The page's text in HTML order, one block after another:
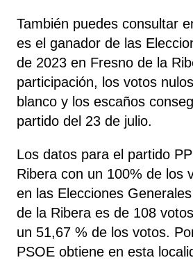
También puedes consultar
es el ganador de las
de 2023 en Fresno de la
participación, los votos
blanco y los escaños
partido del 23 de julio.
Los datos para el partido
Ribera con un 100% de los
en las Elecciones
de la Ribera es de 108
un 51,67 % de los votos.
PSOE obtiene en esta